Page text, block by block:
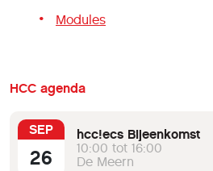
Modules
HCC agenda
SEP
26
hcc!ecs Bijeenkomst
10:00 tot 16:00
De Meern